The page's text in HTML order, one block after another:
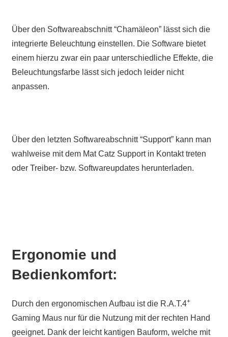
Über den Softwareabschnitt “Chamäleon” lässt sich die
integrierte Beleuchtung einstellen. Die Software bietet
einem hierzu zwar ein paar unterschiedliche Effekte, die
Beleuchtungsfarbe lässt sich jedoch leider nicht
anpassen.
Über den letzten Softwareabschnitt “Support” kann man
wahlweise mit dem Mat Catz Support in Kontakt treten
oder Treiber- bzw. Softwareupdates herunterladen.
Ergonomie und
Bedienkomfort:
Durch den ergonomischen Aufbau ist die R.A.T.4+
Gaming Maus nur für die Nutzung mit der rechten Hand
geeignet. Dank der leicht kantigen Bauform, welche mit